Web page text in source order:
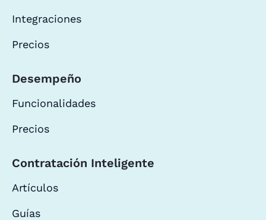
Integraciones
Precios
Desempeño
Funcionalidades
Precios
Contratación Inteligente
Artículos
Guías